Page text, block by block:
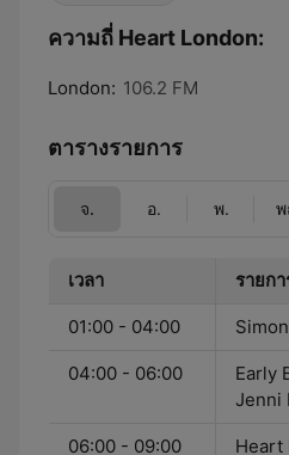
ความถี่ Heart London:
London: 106.2 FM
ตารางรายการ
จ. อ. พ. พ
เวลา รายกา
01:00 - 04:00
04:00 - 06:00
Early
Jenni
06:00 - 09:00
Heart